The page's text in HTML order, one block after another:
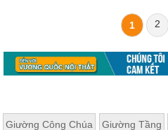
1 2
Giường Công Chúa Giường Tầng